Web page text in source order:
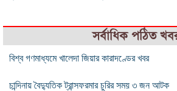
সর্বাধিক পঠিত
বিশ্ব গণমাধ্যমে খালেদা জিয়ার কারাদণ্ডের খবর
চান্দিনায় বৈদ্যুতিক ট্রান্সফরমার চুরির সময় ৩ জন আটক